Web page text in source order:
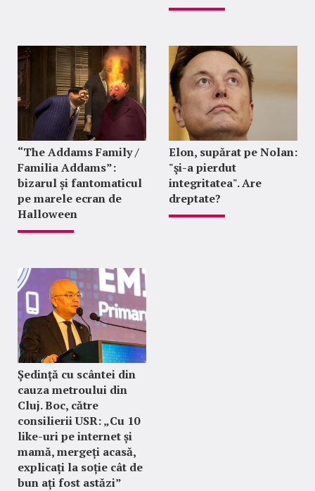
“The Addams Family /
Familia Addams”:
bizarul și fantomaticul
pe marele ecran de
Halloween
Elon, supărat pe Nolan:
"şi-a pierdut
integritatea". Are
dreptate?
Ședință cu scântei din
cauza metroului din
Cluj. Boc, către
consilierii USR: „Cu 10
like-uri pe internet și
mamă, mergeți acasă,
explicați la soție cât de
bun ați fost astăzi”